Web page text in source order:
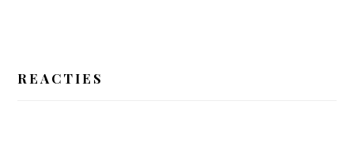
INTERACTIES
REACTIES